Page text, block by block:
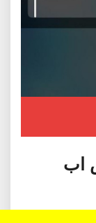
اب